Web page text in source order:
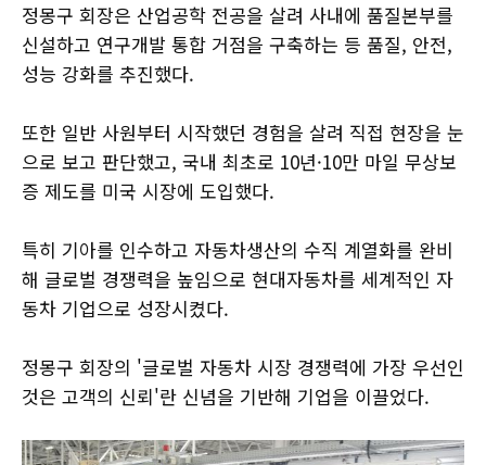
정몽구 회장은 산업공학 전공을 살려 사내에 품질본부를
신설하고 연구개발 통합 거점을 구축하는 등 품질, 안전,
성능 강화를 추진했다.
또한 일반 사원부터 시작했던 경험을 살려 직접 현장을 눈
으로 보고 판단했고, 국내 최초로 10년·10만 마일 무상보
증 제도를 미국 시장에 도입했다.
특히 기아를 인수하고 자동차생산의 수직 계열화를 완비
해 글로벌 경쟁력을 높임으로 현대자동차를 세계적인 자
동차 기업으로 성장시켰다.
정몽구 회장의 '글로벌 자동차 시장 경쟁력에 가장 우선인
것은 고객의 신뢰'란 신념을 기반해 기업을 이끌었다.